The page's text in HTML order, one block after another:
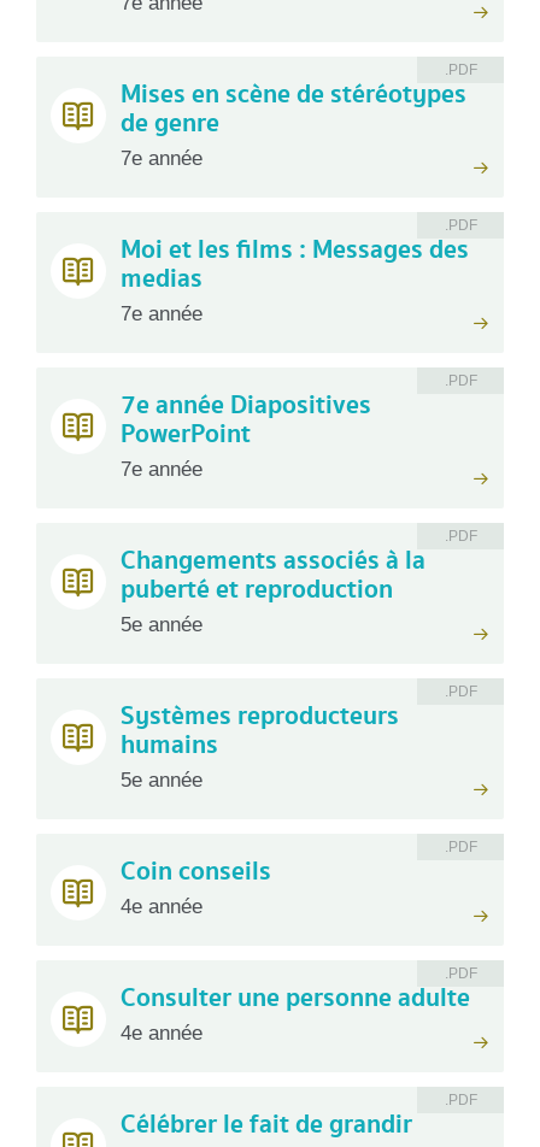
.PDF
Mises en scène de stéréotypes
de genre
7e année
.PDF
Moi et les films : Messages des
medias
7e année
.PDF
7e année Diapositives
PowerPoint
7e année
.PDF
Changements associés à la
puberté et reproduction
5e année
.PDF
Systèmes reproducteurs
humains
5e année
.PDF
Coin conseils
4e année
.PDF
Consulter une personne adulte
4e année
.PDF
Célébrer le fait de grandir